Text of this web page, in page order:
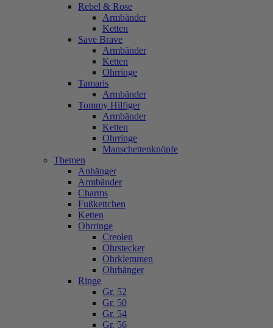
Rebel & Rose
Armbänder
Ketten
Save Brave
Armbänder
Ketten
Ohrringe
Tamaris
Armbänder
Tommy Hilfiger
Armbänder
Ketten
Ohrringe
Manschettenknöpfe
Themen
Anhänger
Armbänder
Charms
Fußkettchen
Ketten
Ohrringe
Creolen
Ohrstecker
Ohrklemmen
Ohrhänger
Ringe
Gr. 52
Gr. 50
Gr. 54
Gr. 56